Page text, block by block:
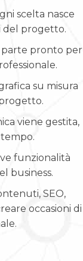
scelta nasce
del progetto.
pronto per
su misura
viene gestita,
funzionalità
business.
SEO,
occasioni di